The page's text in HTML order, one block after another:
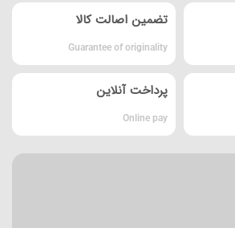
تضمین اصالت کالا
Guarantee of originality
پرداخت آنلاین
Online pay